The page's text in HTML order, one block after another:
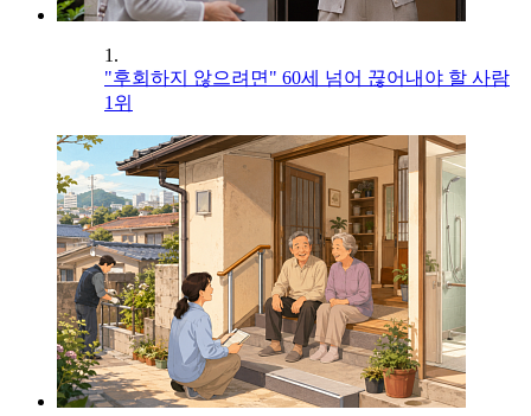
1.
"후회하지 않으려면" 60세 넘어 끊어내야 할 사람
1위